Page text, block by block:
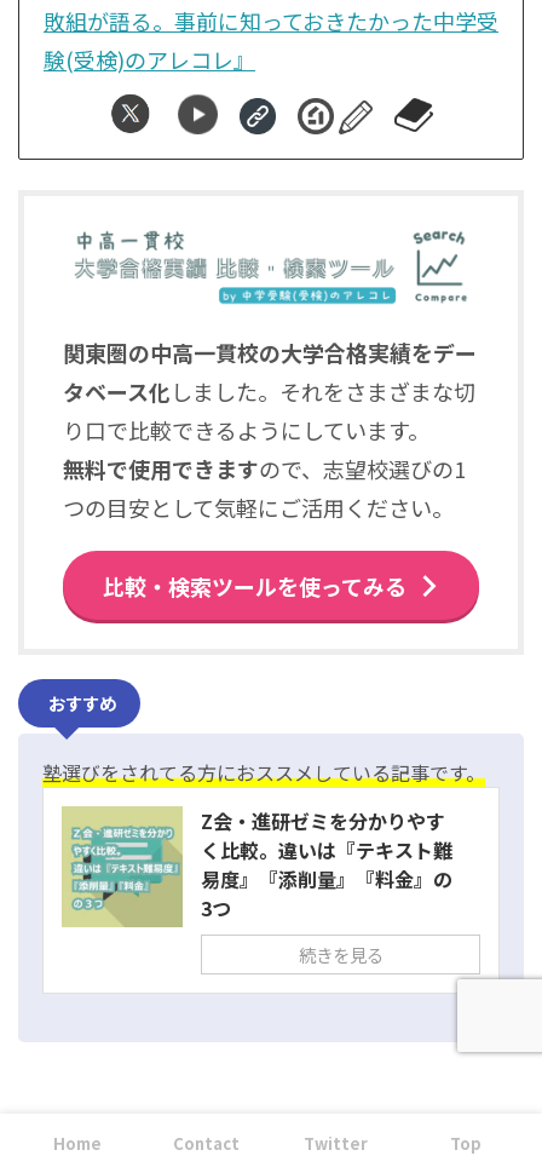
敗組が語る。事前に知っておきたかった中学受
験(受検)のアレコレ』
関東圏の中高一貫校の大学合格実績をデー
タベース化しました。それをさまざまな切
り口で比較できるようにしています。
無料で使用できますので、志望校選びの1
つの目安として気軽にご活用ください。
比較・検索ツールを使ってみる
おすすめ
塾選びをされてる方におススメしている記事です。
Z会・進研ゼミを分かりやす
く比較。違いは『テキスト難
易度』『添削量』『料金』の
3つ
続きを見る
中学受験(受検)のアレコレは、公開情報と一次情報
Home Contact Twitter Top